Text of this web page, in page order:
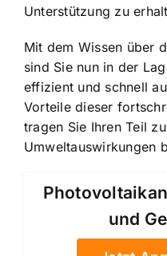
Unterstützung zu
Mit dem Wissen über
sind Sie nun in der
effizient und schnell
Vorteile dieser
tragen Sie Ihren Teil
Umweltauswirkungen
und